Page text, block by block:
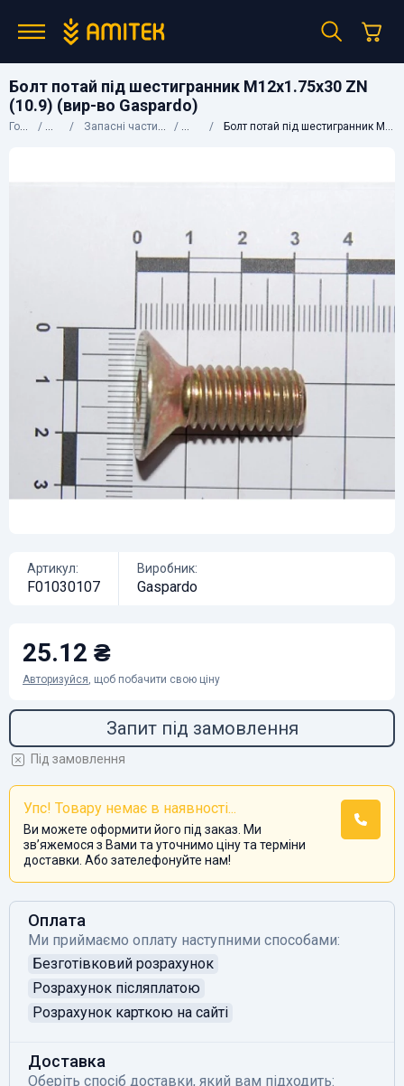
Болт потай під шестигранник M12х1.75х30 ZN
(10.9) (вир-во Gaspardo)
Головна КаталогЗапасні частини до сільгосптехніки GaspardoБолт потай під шестигранник M12х1.75х30 ZN (10.9) (вир-во Gaspardo)
Артикул:
F01030107
Виробник:
Gaspardo
25.12 ₴
Авторизуйся, щоб побачити свою ціну
Запит під замовлення
Під замовлення
Упс! Товару немає в наявності...
Ви можете оформити його під заказ. Ми
звʼяжемося з Вами та уточнимо ціну та терміни
доставки. Або зателефонуйте нам!
Оплата
Ми приймаємо оплату наступними способами:
Безготівковий розрахунок
Розрахунок післяплатою
Розрахунок карткою на сайті
Доставка
Оберіть спосіб доставки, який вам підходить: